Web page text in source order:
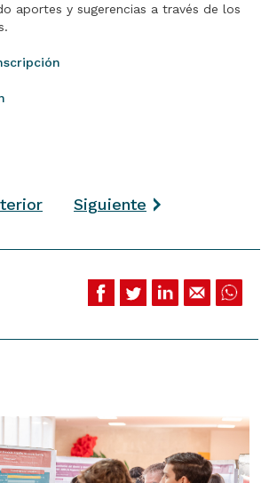
aportes y sugerencias a través de los
Siguiente